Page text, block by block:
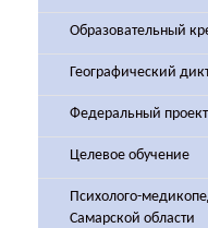
Образовательный
Географический
Федеральный
Целевое обучение
Психолого-
Самарской области